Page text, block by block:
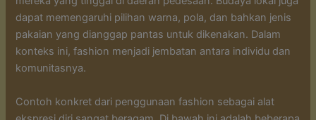
dapat memengaruhi pilihan warna, pola, dan bahkan jenis
pakaian yang dianggap pantas untuk dikenakan. Dalam
konteks ini, fashion menjadi jembatan antara individu dan
komunitasnya.
Contoh konkret dari penggunaan fashion sebagai alat